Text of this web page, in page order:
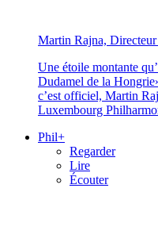
Martin Rajna, Directeur
Une étoile montante
Dudamel de la
c’est officiel, Martin
Luxembourg
Phil+
Regarder
Lire
Écouter